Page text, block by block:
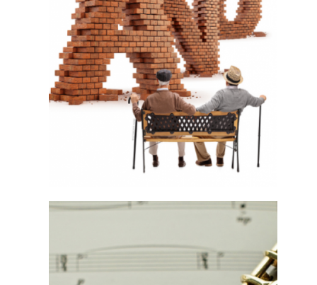
Τα ιστορικά στοιχεία για τους Βλάχους
είναι διάσπαρτα τους Βυζαντινούς
χρονογράφους και η ιστορική
παρουσία τους έχει πορεία περίπου
δύο χιλιάδων χρόνων...